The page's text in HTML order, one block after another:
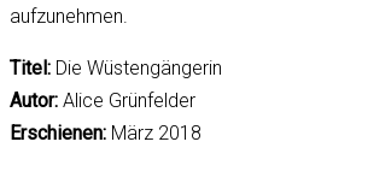
aufzunehmen.
Titel: Die Wüstengängerin
Autor: Alice Grünfelder
Erschienen: März 2018